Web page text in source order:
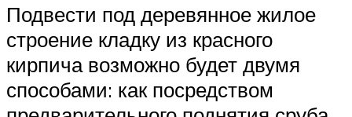
Подвести под деревянное жилое
строение кладку из красного
кирпича возможно будет двумя
способами: как посредством